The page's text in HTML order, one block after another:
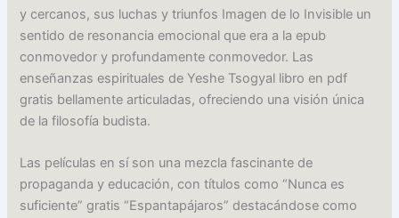
y cercanos, sus luchas y triunfos Imagen de lo Invisible un
sentido de resonancia emocional que era a la epub
conmovedor y profundamente conmovedor. Las
enseñanzas espirituales de Yeshe Tsogyal libro en pdf
gratis bellamente articuladas, ofreciendo una visión única
de la filosofía budista.
Las películas en sí son una mezcla fascinante de
propaganda y educación, con títulos como “Nunca es
suficiente” gratis “Espantapájaros” destacándose como